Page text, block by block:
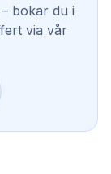
bokar du i
via vår